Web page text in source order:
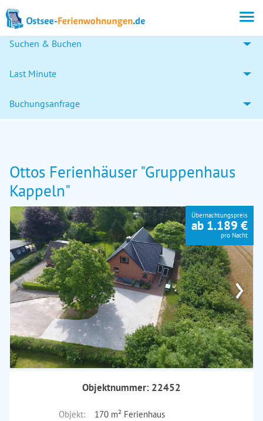
Suchen & Buchen
Last Minute
Buchungsanfrage
Ottos Ferienhäuser "Gruppenhaus
Kappeln"
›
Übernachtungspreis
ab 1.189 €
pro Nacht
Objektnummer: 22452
Objekt:
170 m² Ferienhaus